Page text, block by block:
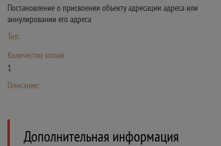
Постановление о присвоении объекту адресации адреса или
аннулировании его адреса
Тип:
Количество копий:
1
Описание:
Дополнительная информация